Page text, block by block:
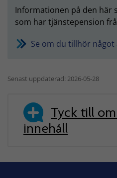
Informationen på den här
som har tjänstepension
Se om du tillhör något
Senast uppdaterad: 2026-05-28
Tyck till
innehåll